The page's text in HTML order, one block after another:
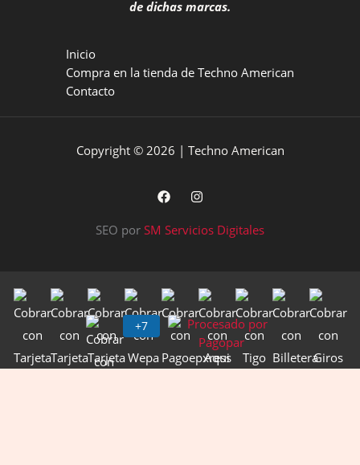
de dichas marcas.
Inicio
Compra en la tienda de Techno American
Contacto
Copyright © 2026 | Techno American
SEO por SM Servicios Digitales